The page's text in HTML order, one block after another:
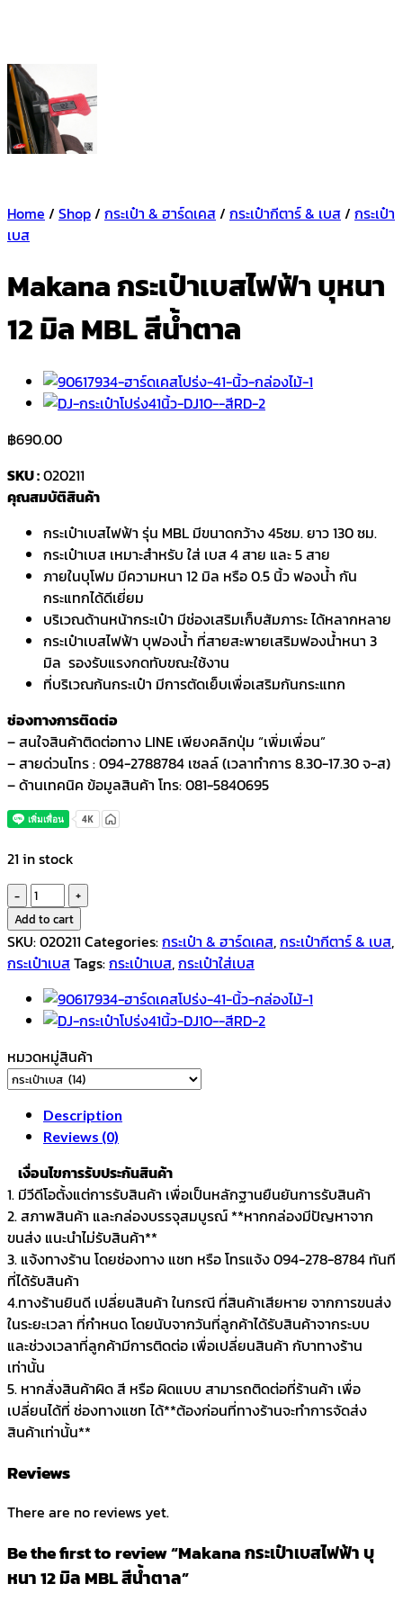
Home / Shop/ กระเป๋า & ฮาร์ดเคส/ กระเป๋ากีตาร์ & เบส/ กระเป๋า
เบส
Makana กระเป๋าเบสไฟฟ้า บุหนา
12 มิล MBL สีน้ำตาล
฿690.00
SKU :020211
คุณสมบัติสินค้า
กระเป๋าเบสไฟฟ้า รุ่น MBL มีขนาดกว้าง 45ซม. ยาว 130 ซม.
กระเป๋าเบส เหมาะสำหรับ ใส่ เบส 4 สาย และ 5 สาย
ภายในบุโฟม มีความหนา 12 มิล หรือ 0.5 นิ้ว ฟองน้ำ กัน
กระแทกได้ดีเยี่ยม
บริเวณด้านหน้ากระเป๋า มีช่องเสริมเก็บสัมภาระ ได้หลากหลาย
กระเป๋าเบสไฟฟ้า บุฟองน้ำ ที่สายสะพายเสริมฟองน้ำหนา 3
มิล รองรับแรงกดทับขณะใช้งาน
ที่บริเวณก้นกระเป๋า มีการตัดเย็บเพื่อเสริมกันกระแทก
ช่องทางการติดต่อ
– สนใจสินค้าติดต่อทาง LINE เพียงคลิกปุ่ม “เพิ่มเพื่อน”
– สายด่วนโทร : 094-2788784 เซลล์ (เวลาทำการ 8.30-17.30 จ-ส)
– ด้านเทคนิค ข้อมูลสินค้า โทร: 081-5840695
21 in stock
Makana
กระเป๋า
เบส
ไฟฟ้า
หนา
12
MBL
สี
น้ำตาล
quantity
Add to cart
SKU:020211 Categories:กระเป๋า & ฮาร์ดเคส,กระเป๋ากีตาร์ & เบส,
กระเป๋าเบสTags:กระเป๋าเบส,กระเป๋าใส่เบส
หมวดหมู่สินค้า
Description
Reviews (0)
เงื่อนไขการรับประกันสินค้า
1. มีวีดีโอตั้งแต่การรับสินค้า เพื่อเป็นหลักฐานยืนยันการรับสินค้า
2. สภาพสินค้า และกล่องบรรจุสมบูรณ์ **หากกล่องมีปัญหาจาก
ขนส่ง แนะนำไม่รับสินค้า**
3. แจ้งทางร้าน โดยช่องทาง แชท หรือ โทรแจ้ง 094-278-8784 ทันที
ที่ได้รับสินค้า
4.ทางร้านยินดี เปลี่ยนสินค้า ในกรณี ที่สินค้าเสียหาย จากการขนส่ง
ในระยะเวลา ที่กำหนด โดยนับจากวันที่ลูกค้าได้รับสินค้าจากระบบ
และช่วงเวลาที่ลูกค้ามีการติดต่อ เพื่อเปลี่ยนสินค้า กับาทางร้าน
เท่านั้น
5. หากสั่งสินค้าผิด สี หรือ ผิดแบบ สามารถติดต่อที่ร้านค้า เพื่อ
เปลี่ยนได้ที่ ช่องทางแชท ได้**ต้องก่อนที่ทางร้านจะทำการจัดส่ง
สินค้าเท่านั้น**
Reviews
There are no reviews yet.
Be the first to review “Makana กระเป๋าเบสไฟฟ้า บุ
หนา 12 มิล MBL สีน้ำตาล”